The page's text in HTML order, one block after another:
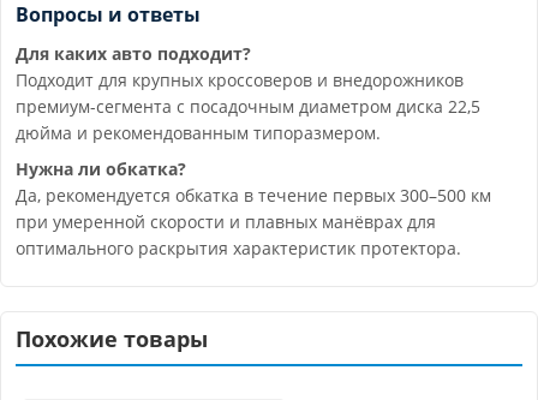
Вопросы и ответы
Для каких авто подходит?
Подходит для крупных кроссоверов и внедорожников
премиум-сегмента с посадочным диаметром диска 22,5
дюйма и рекомендованным типоразмером.
Нужна ли обкатка?
Да, рекомендуется обкатка в течение первых 300–500 км
при умеренной скорости и плавных манёврах для
оптимального раскрытия характеристик протектора.
Похожие товары